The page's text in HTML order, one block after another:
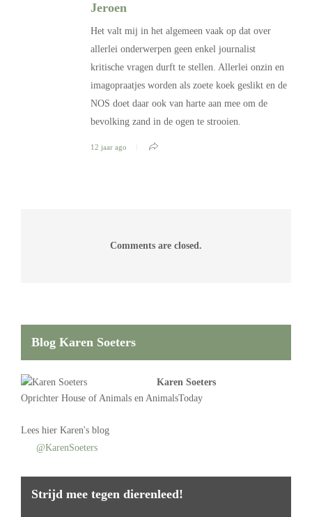
Jeroen
Het valt mij in het algemeen vaak op dat over
allerlei onderwerpen geen enkel journalist
kritische vragen durft te stellen. Allerlei onzin en
imagopraatjes worden als zoete koek geslikt en de
NOS doet daar ook van harte aan mee om de
bevolking zand in de ogen te strooien.
12 jaar ago
Comments are closed.
Blog Karen Soeters
Karen Soeters
Oprichter House of Animals en AnimalsToday
Lees hier Karen's blog
@KarenSoeters
Strijd mee tegen dierenleed!